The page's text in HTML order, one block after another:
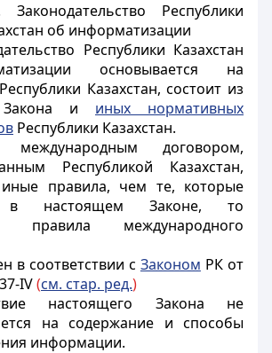
Республики
об информатизации
Республики Казахстан
основывается на
Республики Казахстан, состоит из
Закона и иных нормативных
Республики Казахстан.
договором,
Республикой Казахстан,
иные правила, чем те, которые
в настоящем Законе, то
правила международного
в соответствии с Законом РК от
IV(см. стар. ред.)
настоящего Закона не
на содержание и способы
информации.